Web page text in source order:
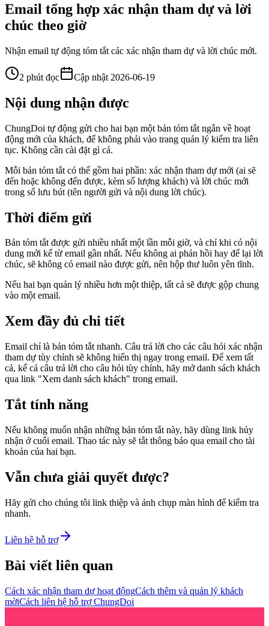
Email tổng hợp xác nhận tham dự và lời
chúc theo giờ
Nhận email tự động tóm tắt các xác nhận tham dự và lời chúc mới.
2 phút đọc Cập nhật 2026-06-19
Nội dung nhận được
ChungDoi tự động gửi cho hai bạn một bản tóm tắt ngắn về hoạt
động mới của khách, để không phải vào trang quản lý kiểm tra liên
tục. Không cần cài đặt gì cả.
Mỗi bản tóm tắt có thể gồm hai phần: xác nhận tham dự mới (ai sẽ
đến hoặc không đến được, kèm số lượng khách) và lời chúc mới
trong sổ lưu bút (tên người gửi và nội dung lời chúc).
Thời điểm gửi
Bản tóm tắt được gửi nhiều nhất một lần mỗi giờ, và chỉ khi có nội
dung mới kể từ email gần nhất. Nếu không ai phản hồi hay để lại lời
chúc, sẽ không có email nào được gửi, nên hộp thư luôn yên tĩnh.
Nếu hai bạn quản lý nhiều hơn một thiệp, tất cả sẽ được gộp chung
vào một email.
Xem đầy đủ chi tiết
Email chỉ là bản tóm tắt nhanh. Câu trả lời cho các câu hỏi xác nhận
tham dự tùy chỉnh sẽ không hiển thị ngay trong email. Để xem tất
cả, kể cả câu trả lời cho câu hỏi tùy chỉnh, hãy mở danh sách khách
qua link "Xem danh sách khách" trong email.
Tắt tính năng
Nếu không muốn nhận những bản tóm tắt này, hãy dùng link hủy
nhận ở cuối email. Thao tác này sẽ tắt thông báo qua email cho tài
khoản của hai bạn.
Vẫn chưa giải quyết được?
Hãy gửi cho chúng tôi link thiệp và ảnh chụp màn hình để kiểm tra
nhanh.
Liên hệ hỗ trợ
Bài viết liên quan
Cách xác nhận tham dự hoạt độngCách thêm và quản lý khách
mờiCách liên hệ hỗ trợ ChungDoi